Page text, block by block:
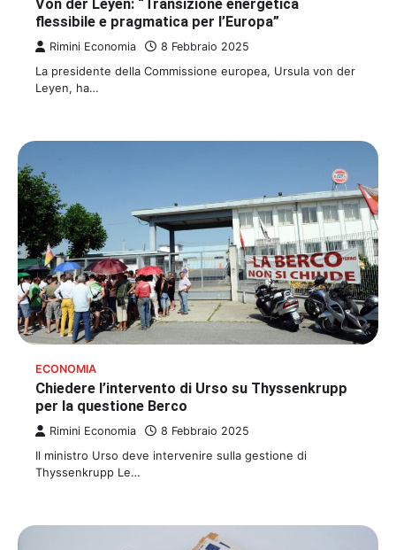
Von der Leyen: “Transizione energetica
flessibile e pragmatica per l’Europa”
Rimini Economia 8 Febbraio 2025
La presidente della Commissione europea, Ursula von der
Leyen, ha…
ECONOMIA
Chiedere l’intervento di Urso su Thyssenkrupp
per la questione Berco
Rimini Economia 8 Febbraio 2025
Il ministro Urso deve intervenire sulla gestione di
Thyssenkrupp Le…